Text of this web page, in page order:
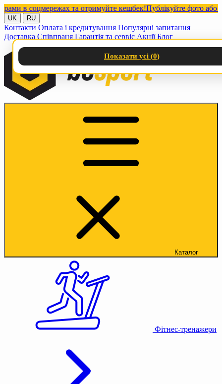
в соцмережах та отримуйте кешбек!Публікуйте фото або
UK RU
Контакти Оплата і кредитування Популярні запитання
Доставка Співпраця Гарантія та сервіс Акції Блог
Каталог
Фітнес-тренажери
Показати усі (0)